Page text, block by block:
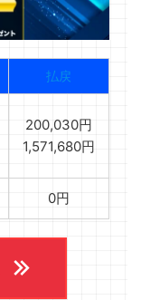
払戻
200,030円
1,571,680円
0円